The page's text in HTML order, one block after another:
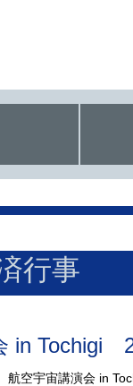
行事
in Tochigi
航空宇宙講演会 in